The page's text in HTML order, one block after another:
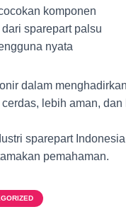
komponen
sparepart palsu
nyata
dalam
lebih aman, dan
sparepart
pemahaman.